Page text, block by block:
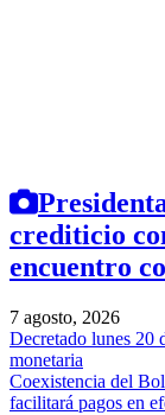
crediticio
encuentro
7 agosto, 2026
Decretado lunes 20
monetaria
Coexistencia del
facilitará pagos en